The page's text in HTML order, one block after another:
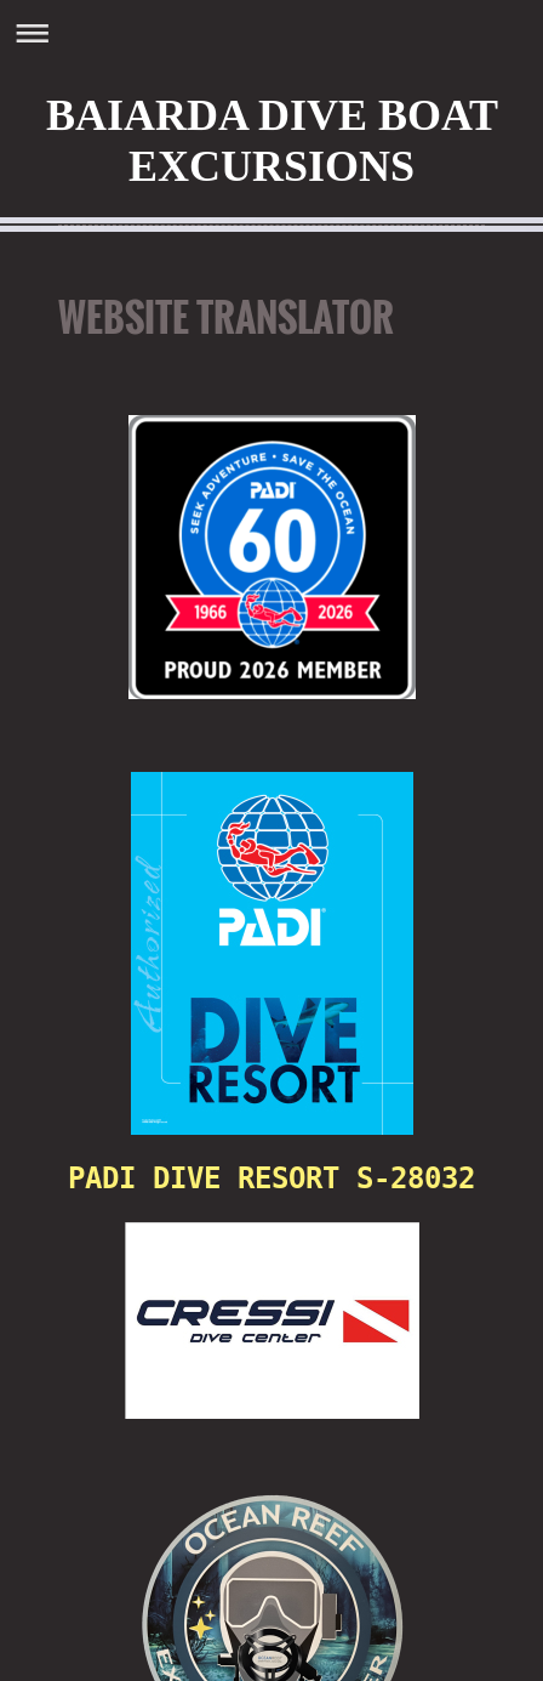
BAIARDA DIVE BOAT
EXCURSIONS
WEBSITE TRANSLATOR
PADI DIVE RESORT S-28032